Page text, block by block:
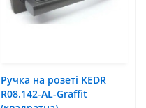
Ручка на розеті KEDR
R08.142-AL-Graffit